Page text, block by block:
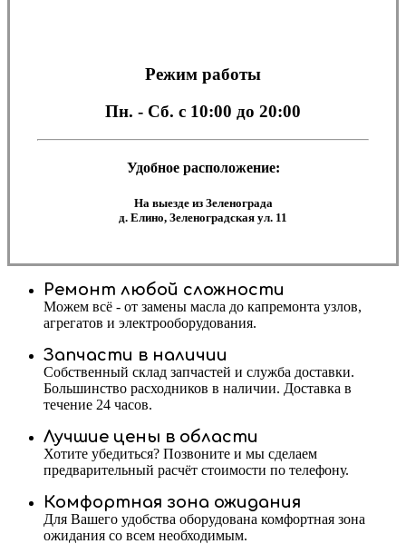
Режим работы
Пн. - Сб. с 10:00 до 20:00
Удобное расположение:
На выезде из Зеленограда
д. Елино, Зеленоградская ул. 11
Ремонт любой сложности
Можем всё - от замены масла до капремонта узлов,
агрегатов и электрооборудования.
Запчасти в наличии
Собственный склад запчастей и служба доставки.
Большинство расходников в наличии. Доставка в
течение 24 часов.
Лучшие цены в области
Хотите убедиться? Позвоните и мы сделаем
предварительный расчёт стоимости по телефону.
Комфортная зона ожидания
Для Вашего удобства оборудована комфортная зона
ожидания со всем необходимым.